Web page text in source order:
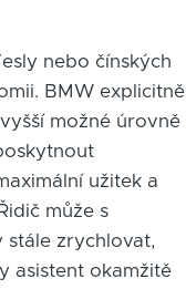
nebo čínských
BMW explicitně
možné úrovně
užitek a
může s
stále zrychlovat,
asistent okamžitě